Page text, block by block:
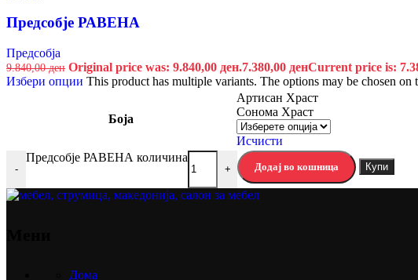
Предсобје РАВЕНА
Предсобја
9.840,00ден Original price was: 9.840,00 ден.7.380,00 денCurrent price is:
Избери опции This product has multiple variants. The options may be chosen on
Боја
Артисан Храст
Сонома Храст
Исчисти
-
Предсобје РАВЕНА количина
+ Додај во кошница Купи
Дома